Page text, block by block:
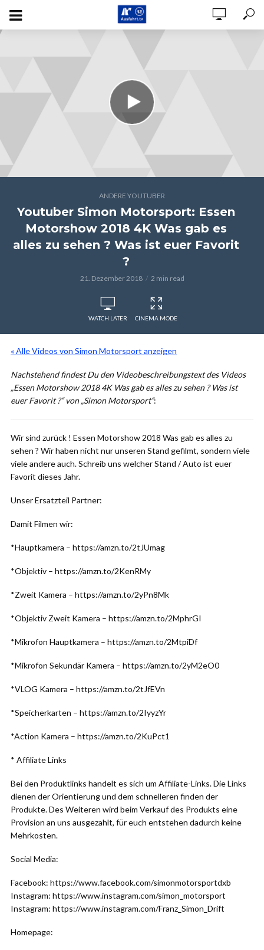
ANDERE YOUTUBER
Youtuber Simon Motorsport: Essen
Motorshow 2018 4K Was gab es
alles zu sehen ? Was ist euer Favorit
?
21. Dezember 2018 2 min read
WATCH LATER CINEMA MODE
« Alle Videos von Simon Motorsport anzeigen
Nachstehend findest Du den Videobeschreibungstext des Videos
„Essen Motorshow 2018 4K Was gab es alles zu sehen ? Was ist
euer Favorit ?“ von „Simon Motorsport“:
Wir sind zurück ! Essen Motorshow 2018 Was gab es alles zu
sehen ? Wir haben nicht nur unseren Stand gefilmt, sondern viele
viele andere auch. Schreib uns welcher Stand / Auto ist euer
Favorit dieses Jahr.
Unser Ersatzteil Partner:
Damit Filmen wir:
*Hauptkamera – https://amzn.to/2tJUmag
*Objektiv – https://amzn.to/2KenRMy
*Zweit Kamera – https://amzn.to/2yPn8Mk
*Objektiv Zweit Kamera – https://amzn.to/2MphrGI
*Mikrofon Hauptkamera – https://amzn.to/2MtpiDf
*Mikrofon Sekundär Kamera – https://amzn.to/2yM2eO0
*VLOG Kamera – https://amzn.to/2tJfEVn
*Speicherkarten – https://amzn.to/2IyyzYr
*Action Kamera – https://amzn.to/2KuPct1
* Affiliate Links
Bei den Produktlinks handelt es sich um Affiliate-Links. Die Links
dienen der Orientierung und dem schnelleren finden der
Produkte. Des Weiteren wird beim Verkauf des Produkts eine
Provision an uns ausgezahlt, für euch entstehen dadurch keine
Mehrkosten.
Social Media:
Facebook: https://www.facebook.com/simonmotorsportdxb
Instagram: https://www.instagram.com/simon_motorsport
Instagram: https://www.instagram.com/Franz_Simon_Drift
Homepage: